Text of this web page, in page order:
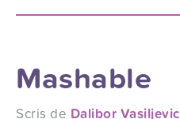
Mashable
Scris de Dalibor Vasiljevic